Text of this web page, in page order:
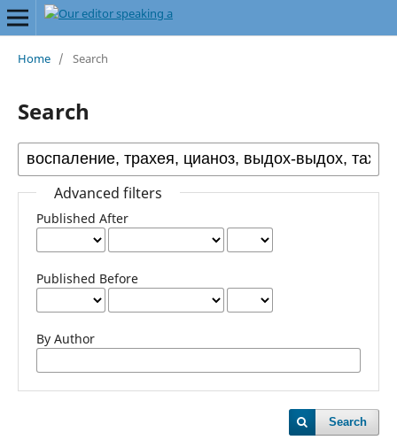
Home / Search
Search
Advanced filters
Published After
Published Before
By Author
Search